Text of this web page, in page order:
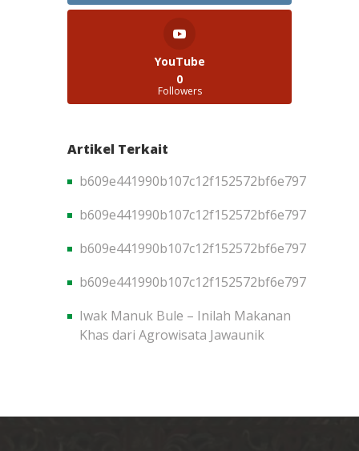
YouTube
0
Followers
Artikel Terkait
b609e441990b107c12f152572bf6e797
b609e441990b107c12f152572bf6e797
b609e441990b107c12f152572bf6e797
b609e441990b107c12f152572bf6e797
Iwak Manuk Bule – Inilah Makanan
Khas dari Agrowisata Jawaunik